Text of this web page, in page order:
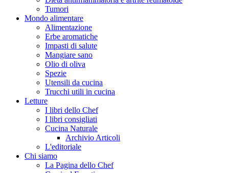
Tumori
Mondo alimentare
Alimentazione
Erbe aromatiche
Impasti di salute
Mangiare sano
Olio di oliva
Spezie
Utensili da cucina
Trucchi utili in cucina
Letture
I libri dello Chef
I libri consigliati
Cucina Naturale
Archivio Articoli
L'editoriale
Chi siamo
La Pagina dello Chef